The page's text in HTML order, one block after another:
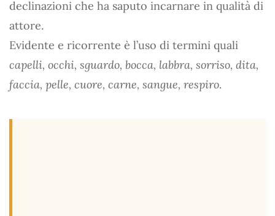
declinazioni che ha saputo incarnare in qualità di
attore.
Evidente e ricorrente è l’uso di termini quali
capelli, occhi, sguardo, bocca, labbra, sorriso, dita,
faccia, pelle, cuore, carne, sangue, respiro.